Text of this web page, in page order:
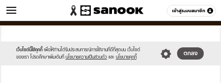
เข้าสู่ระบบสมาชิก
ข่าว หมวดอื่นๆ
เว็บไซต์นี้ใช้คุกกี้ เพื่อให้ท่านได้รับประสบการณ์การใช้งานที่ดีที่สุดบน เว็บไซต์
ของเรา โปรดศึกษาเพิ่มเติมที่ นโยบายความเป็นส่วนตัว และ นโยบายคุกกี้
ตกลง
sanook.png
image.jpg